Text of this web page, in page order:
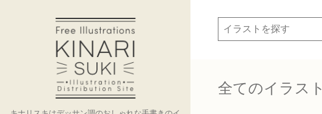
全てのイラスト